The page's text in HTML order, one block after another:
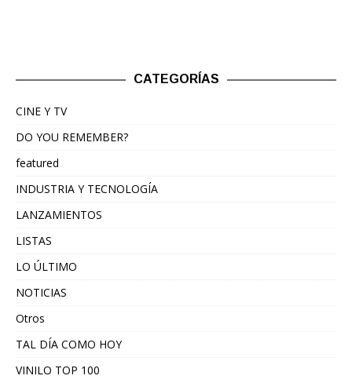
CATEGORÍAS
CINE Y TV
DO YOU REMEMBER?
featured
INDUSTRIA Y TECNOLOGÍA
LANZAMIENTOS
LISTAS
LO ÚLTIMO
NOTICIAS
Otros
TAL DÍA COMO HOY
VINILO TOP 100